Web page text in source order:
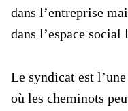
dans l’entreprise
dans l’espace social
Le syndicat est
où les cheminots